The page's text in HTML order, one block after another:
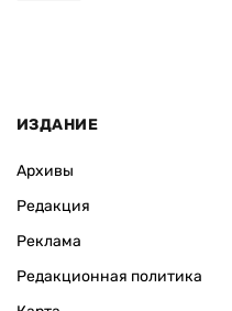
ИЗДАНИЕ
Архивы
Редакция
Реклама
Редакционная политика